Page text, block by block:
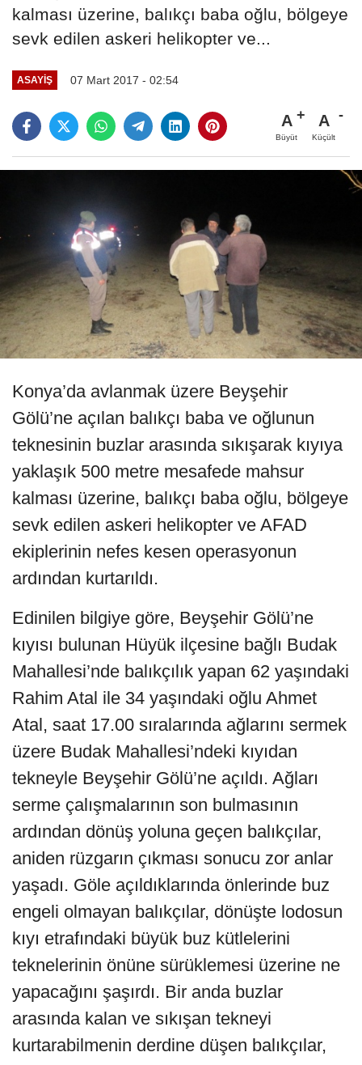
kalması üzerine, balıkçı baba oğlu, bölgeye
sevk edilen askeri helikopter ve...
ASAYIŞ 07 Mart 2017 - 02:54
A
Büyüt
A
Küçült
Konya’da avlanmak üzere Beyşehir
Gölü’ne açılan balıkçı baba ve oğlunun
teknesinin buzlar arasında sıkışarak kıyıya
yaklaşık 500 metre mesafede mahsur
kalması üzerine, balıkçı baba oğlu, bölgeye
sevk edilen askeri helikopter ve AFAD
ekiplerinin nefes kesen operasyonun
ardından kurtarıldı.
Edinilen bilgiye göre, Beyşehir Gölü’ne
kıyısı bulunan Hüyük ilçesine bağlı Budak
Mahallesi’nde balıkçılık yapan 62 yaşındaki
Rahim Atal ile 34 yaşındaki oğlu Ahmet
Atal, saat 17.00 sıralarında ağlarını sermek
üzere Budak Mahallesi’ndeki kıyıdan
tekneyle Beyşehir Gölü’ne açıldı. Ağları
serme çalışmalarının son bulmasının
ardından dönüş yoluna geçen balıkçılar,
aniden rüzgarın çıkması sonucu zor anlar
yaşadı. Göle açıldıklarında önlerinde buz
engeli olmayan balıkçılar, dönüşte lodosun
kıyı etrafındaki büyük buz kütlelerini
teknelerinin önüne sürüklemesi üzerine ne
yapacağını şaşırdı. Bir anda buzlar
arasında kalan ve sıkışan tekneyi
kurtarabilmenin derdine düşen balıkçılar,